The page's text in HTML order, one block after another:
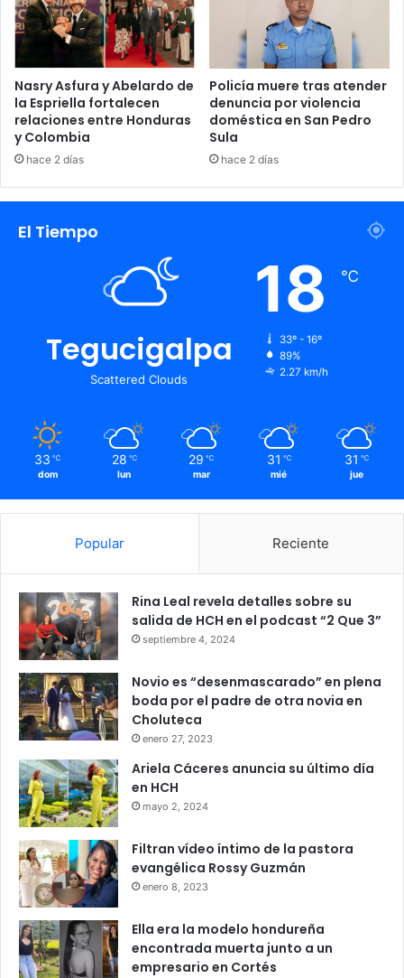
Nasry Asfura y Abelardo de
la Espriella fortalecen
relaciones entre Honduras
y Colombia
hace 2 días
Policía muere tras atender
denuncia por violencia
doméstica en San Pedro
Sula
hace 2 días
El Tiempo
Tegucigalpa
Scattered Clouds
18 ℃
33º - 16º
89%
2.27 km/h
33 ℃
dom
28 ℃
lun
29 ℃
mar
31 ℃
mié
31 ℃
jue
Popular Reciente
Rina Leal revela detalles sobre su
salida de HCH en el podcast “2 Que 3”
septiembre 4, 2024
Novio es “desenmascarado” en plena
boda por el padre de otra novia en
Choluteca
enero 27, 2023
Ariela Cáceres anuncia su último día
en HCH
mayo 2, 2024
Filtran vídeo íntimo de la pastora
evangélica Rossy Guzmán
enero 8, 2023
Ella era la modelo hondureña
encontrada muerta junto a un
empresario en Cortés